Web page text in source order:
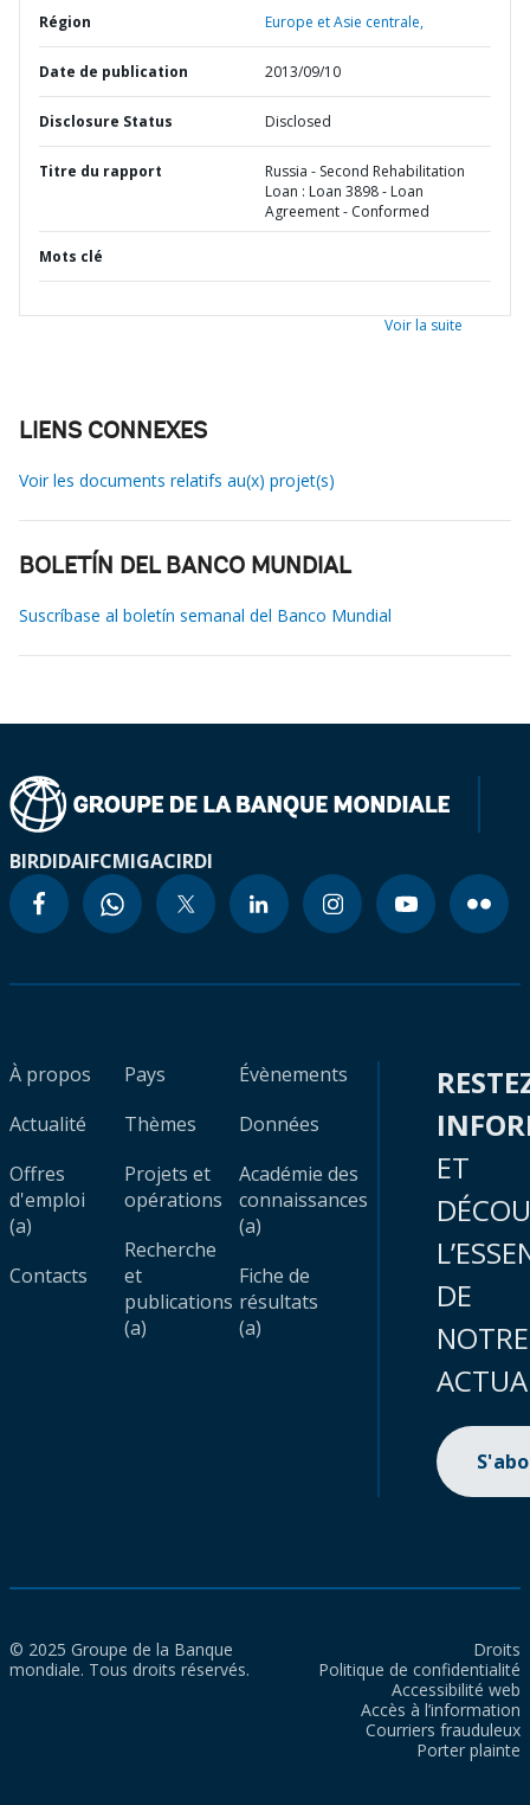
Région Europe et Asie centrale,
Date de publication 2013/09/10
Disclosure Status Disclosed
Titre du rapport
Russia - Second Rehabilitation
Loan : Loan 3898 - Loan
Agreement - Conformed
Mots clé
Voir la suite
LIENS CONNEXES
Voir les documents relatifs au(x) projet(s)
BOLETÍN DEL BANCO MUNDIAL
Suscríbase al boletín semanal del Banco Mundial
BIRDIDAIFCMIGACIRDI
À propos
Actualité
Offres
d'emploi
(a)
Contacts
Pays
Thèmes
Projets et
opérations
Recherche
et
publications
(a)
Évènements
Données
Académie des
connaissances
(a)
Fiche de
résultats
(a)
ET
DE
NOTRE
© 2025 Groupe de la Banque
mondiale. Tous droits réservés.
Droits
Politique de confidentialité
Accessibilité web
Accès à l’information
Courriers frauduleux
Porter plainte